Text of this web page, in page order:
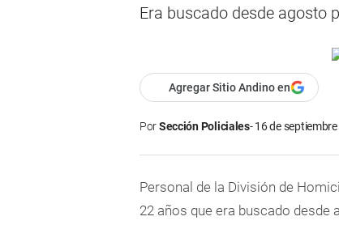
Era buscado desde agosto
Agregar Sitio Andino en
PorSección Policiales 16 de
Personal de la División de
22 años que era buscado